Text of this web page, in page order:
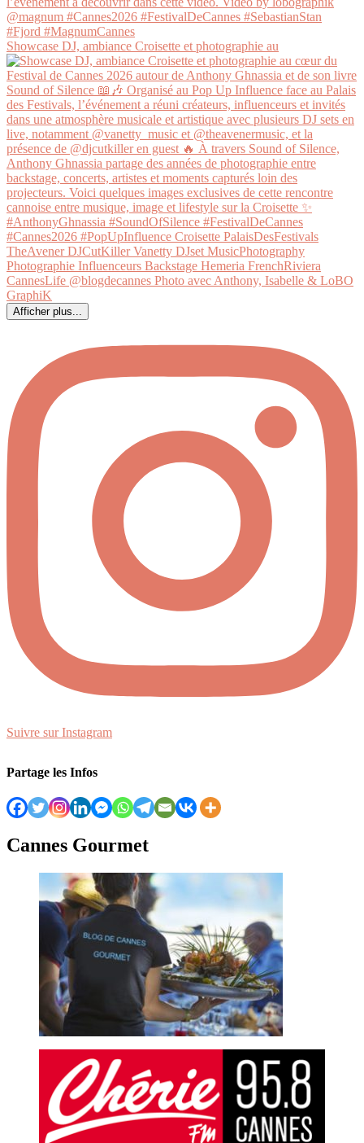
Showcase DJ, ambiance Croisette et photographie au
Afficher plus...
Suivre sur Instagram
Partage les Infos
Cannes Gourmet